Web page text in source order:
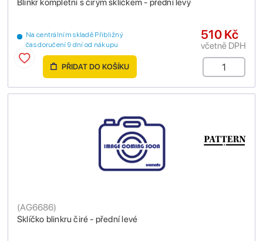
Blinkr kompletní s čirým sklíčkem - přední levý
Na centrálním skladě Přibližný
čas doručení 9 dní od nákupu
510 Kč
včetně DPH
PŘIDAT DO KOŠÍKU
Sklíčko blinkru čiré - přední levé
(AG6686)